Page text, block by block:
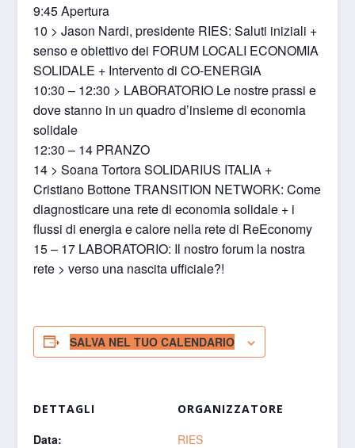
9:45 Apertura
10 > Jason Nardi, presidente RIES: Saluti iniziali +
senso e obiettivo dei FORUM LOCALI ECONOMIA
SOLIDALE + Intervento di CO-ENERGIA
10:30 – 12:30 > LABORATORIO Le nostre prassi e
dove stanno in un quadro d’insieme di economia
solidale
12:30 – 14 PRANZO
14 > Soana Tortora SOLIDARIUS ITALIA +
Cristiano Bottone TRANSITION NETWORK: Come
diagnosticare una rete di economia solidale + i
flussi di energia e calore nella rete di ReEconomy
15 – 17 LABORATORIO: Il nostro forum la nostra
rete > verso una nascita ufficiale?!
SALVA NEL TUO CALENDARIO
DETTAGLI
Data:
ORGANIZZATORE
RIES